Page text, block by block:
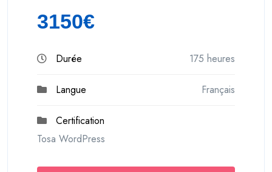
3150€
Durée 175 heures
Langue Français
Certification
Tosa WordPress